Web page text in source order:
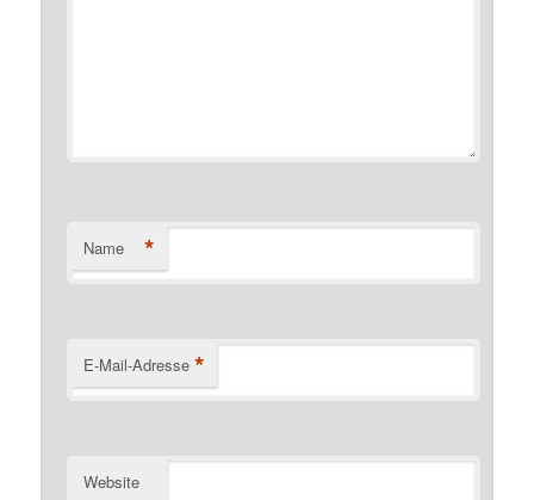
Name *
E-Mail-Adresse *
Website